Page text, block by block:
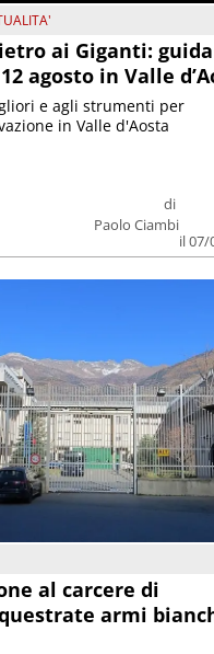
ai Giganti: guida
agosto in Valle
di
Paolo Ciambi
il 07/
e agli strumenti per
in Valle d'Aosta
al carcere di
armi